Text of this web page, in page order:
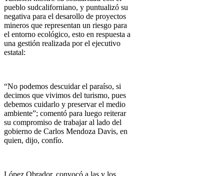
pueblo sudcaliforniano, y puntualizó su
negativa para el desarollo de proyectos
mineros que representan un riesgo para
el entorno ecológico, esto en respuesta a
una gestión realizada por el ejecutivo
estatal:
“No podemos descuidar el paraíso, si
decimos que vivimos del turismo, pues
debemos cuidarlo y preservar el medio
ambiente”; comentó para luego reiterar
su compromiso de trabajar al lado del
gobierno de Carlos Mendoza Davis, en
quien, dijo, confío.
López Obrador, convocó a las y los